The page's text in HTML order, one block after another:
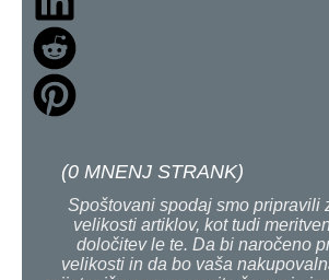
(0 MNENJ STRANK)
Spoštovani spodaj smo pripravili
velikosti artiklov, kot tudi
določitev le te. Da bi naročeno
velikosti in da bo vaša